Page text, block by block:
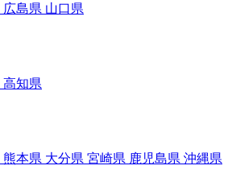
広島県 山口県
高知県
熊本県 大分県 宮崎県 鹿児島県 沖縄県